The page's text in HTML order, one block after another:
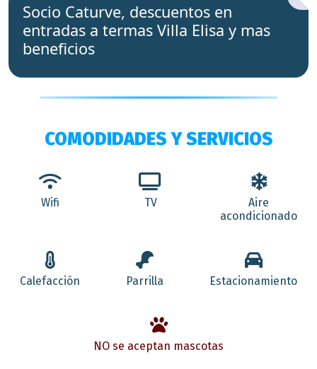
Socio Caturve, descuentos en
entradas a termas Villa Elisa y mas
beneficios
COMODIDADES Y SERVICIOS
Wifi TV
Aire
acondicionado
Calefacción Parrilla Estacionamiento
NO se aceptan mascotas